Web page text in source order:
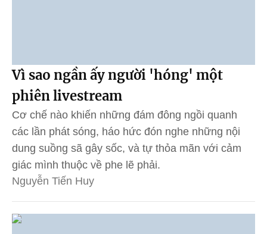
Vì sao ngần ấy người 'hóng' một
phiên livestream
Cơ chế nào khiến những đám đông ngồi quanh
các lần phát sóng, háo hức đón nghe những nội
dung suồng sã gây sốc, và tự thỏa mãn với cảm
giác mình thuộc về phe lẽ phải.
Nguyễn Tiến Huy